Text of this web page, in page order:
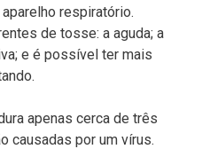
respiratório.
de tosse: a aguda; a
e é possível ter mais
apenas cerca de três
causadas por um vírus.